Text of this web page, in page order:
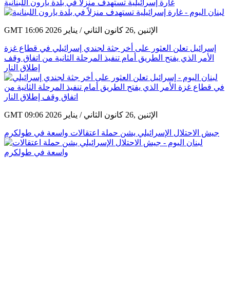
غارة إسرائيلية تستهدف منزلاً في بلدة يارون اللبنانية
GMT 16:06 2026 الإثنين ,26 كانون الثاني / يناير
إسرائيل تعلن العثور على أخر جثة لجندي إسرائيلي في قطاع غزة
الأمر الذي يفتح الطريق أمام تنفيذ المرحلة الثانية من اتفاق وقف
إطلاق النار
GMT 09:06 2026 الإثنين ,26 كانون الثاني / يناير
جيش الاحتلال الإسرائيلي يشن حملة اعتقالات واسعة في طولكرم